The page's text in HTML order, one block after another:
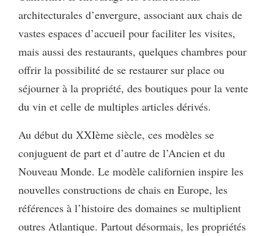
architecturales d’envergure, associant aux chais de
vastes espaces d’accueil pour faciliter les visites,
mais aussi des restaurants, quelques chambres pour
offrir la possibilité de se restaurer sur place ou
séjourner à la propriété, des boutiques pour la vente
du vin et celle de multiples articles dérivés.
Au début du XXIème siècle, ces modèles se
conjuguent de part et d’autre de l’Ancien et du
Nouveau Monde. Le modèle californien inspire les
nouvelles constructions de chais en Europe, les
références à l’histoire des domaines se multiplient
outres Atlantique. Partout désormais, les propriétés